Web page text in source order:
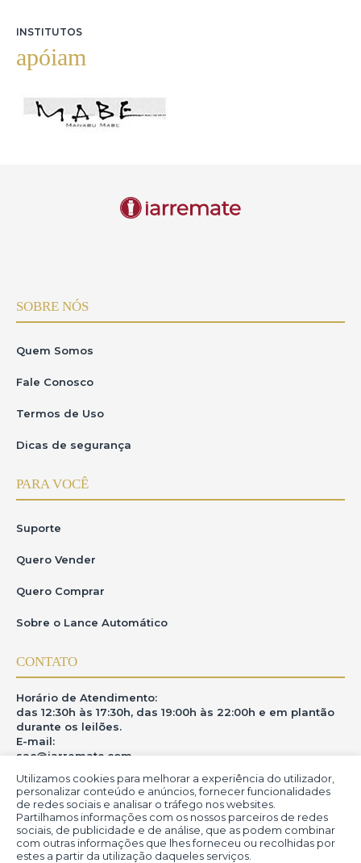
Utilizamos cookies para melhorar a experiência do utilizador,
personalizar conteúdo e anúncios, fornecer funcionalidades
de redes sociais e analisar o tráfego nos websites.
Partilhamos informações com os nossos parceiros de redes
sociais, de publicidade e de análise, que as podem combinar
com outras informações que lhes forneceu ou recolhidas por
estes a partir da utilização daqueles serviços.
INSTITUTOS
apóiam
SOBRE NÓS
Quem Somos
Fale Conosco
Termos de Uso
Dicas de segurança
PARA VOCÊ
Suporte
Quero Vender
Quero Comprar
Sobre o Lance Automático
CONTATO
Horário de Atendimento:
das 12:30h às 17:30h, das 19:00h às 22:00h e em plantão
durante os leilões.
E-mail:
sac@iarremate.com
ONDE ESTAMOS
R. Heitor Modesto, 28 - Estação São Lourenço - MG
CEP: 37470-000